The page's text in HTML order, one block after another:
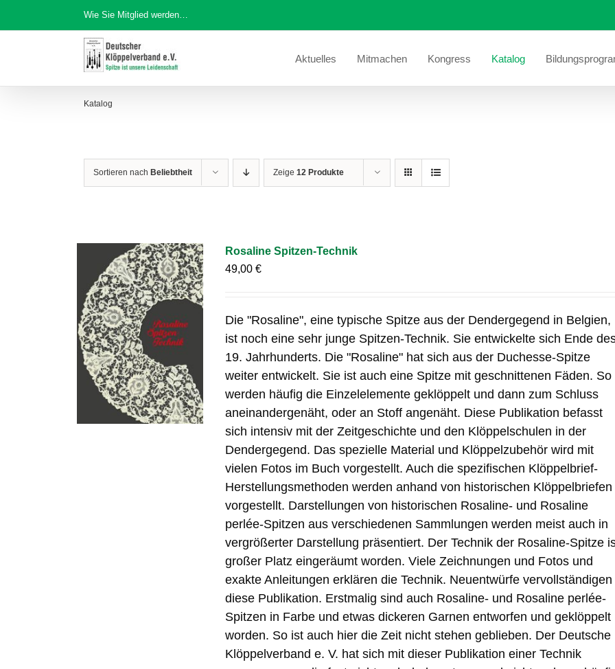
Inhalt
Wie Sie Mitglied werden…
Aktuelles Mitmachen Kongress Katalog
Katalog
Sortieren nach Beliebtheit Zeige 12 Produkte
Rosaline Spitzen-Technik
49,00€
Die "Rosaline", eine typische Spitze aus der Dendergegend in Belgien,
ist noch eine sehr junge Spitzen-Technik. Sie entwickelte sich Ende
19. Jahrhunderts. Die "Rosaline" hat sich aus der Duchesse-Spitze
weiter entwickelt. Sie ist auch eine Spitze mit geschnittenen Fäden. So
werden häufig die Einzelelemente geklöppelt und dann zum Schluss
aneinandergenäht, oder an Stoff angenäht. Diese Publikation befasst
sich intensiv mit der Zeitgeschichte und den Klöppelschulen in der
Dendergegend. Das spezielle Material und Klöppelzubehör wird mit
vielen Fotos im Buch vorgestellt. Auch die spezifischen Klöppelbrief-
Herstellungsmethoden werden anhand von historischen Klöppelbriefen
vorgestellt. Darstellungen von historischen Rosaline- und Rosaline
perlée-Spitzen aus verschiedenen Sammlungen werden meist auch in
vergrößerter Darstellung präsentiert. Der Technik der Rosaline-Spitze
großer Platz eingeräumt worden. Viele Zeichnungen und Fotos und
exakte Anleitungen erklären die Technik. Neuentwürfe vervollständigen
diese Publikation. Erstmalig sind auch Rosaline- und Rosaline perlée-
Spitzen in Farbe und etwas dickeren Garnen entworfen und geklöppelt
worden. So ist auch hier die Zeit nicht stehen geblieben. Der Deutsche
Klöppelverband e. V. hat sich mit dieser Publikation einer Technik